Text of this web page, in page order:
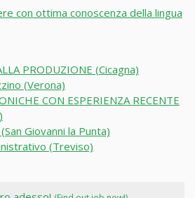
con ottima conoscenza della lingua
PRODUZIONE (Cicagna)
(Verona)
CON ESPERIENZA RECENTE
Giovanni la Punta)
(Treviso)